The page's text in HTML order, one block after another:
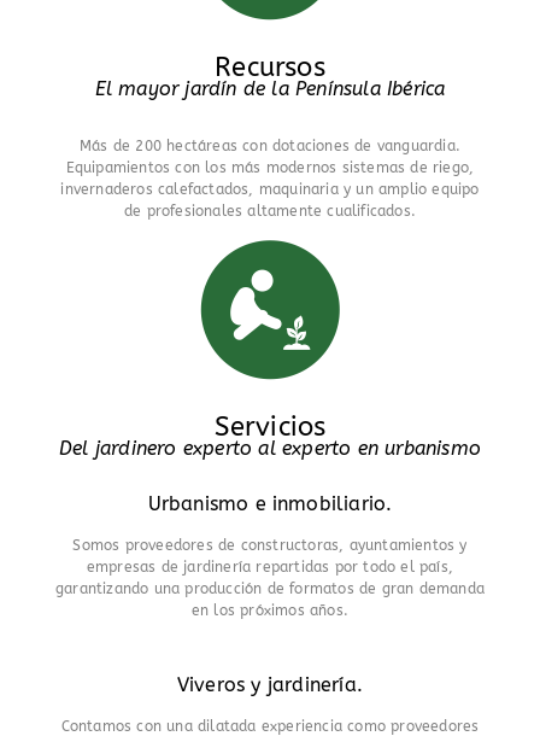
Recursos
El mayor jardín de la Península Ibérica
Más de 200 hectáreas con dotaciones de vanguardia.
Equipamientos con los más modernos sistemas de riego,
invernaderos calefactados, maquinaria y un amplio equipo
de profesionales altamente cualificados.
Servicios
Del jardinero experto al experto en urbanismo
Urbanismo e inmobiliario.
Somos proveedores de constructoras, ayuntamientos y
empresas de jardinería repartidas por todo el país,
garantizando una producción de formatos de gran demanda
en los próximos años.
Viveros y jardinería.
Contamos con una dilatada experiencia como proveedores